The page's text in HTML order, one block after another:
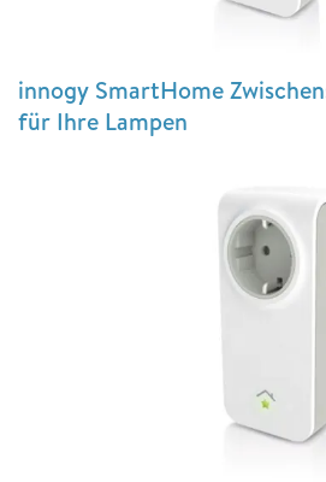
innogy SmartHome
für Ihre Lampen